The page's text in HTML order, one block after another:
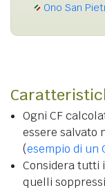
Ono San
Ogni CF
essere salvato
(esempio di un
Considera tutti
quelli